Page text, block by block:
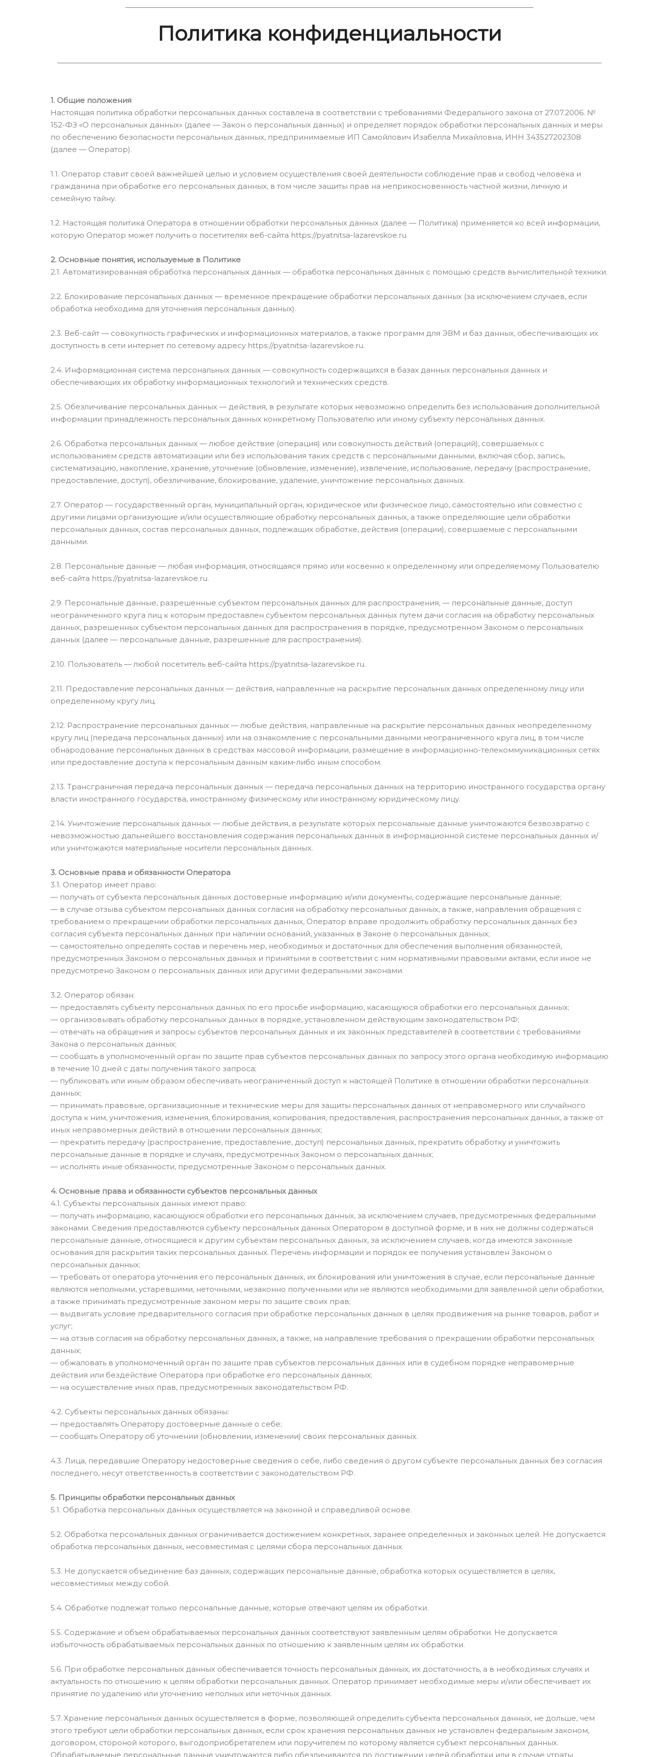
Политика конфиденциальности
1. Общие положения
Настоящая политика обработки персональных данных составлена в соответствии с требованиями Федерального закона от 27.07.2006. №
152-ФЗ «О персональных данных» (далее — Закон о персональных данных) и определяет порядок обработки персональных данных и меры
по обеспечению безопасности персональных данных, предпринимаемые ИП Самойлович Изабелла Михайловна, ИНН 343527202308
(далее — Оператор).
1.1. Оператор ставит своей важнейшей целью и условием осуществления своей деятельности соблюдение прав и свобод человека и
гражданина при обработке его персональных данных, в том числе защиты прав на неприкосновенность частной жизни, личную и
семейную тайну.
1.2. Настоящая политика Оператора в отношении обработки персональных данных (далее — Политика) применяется ко всей информации,
которую Оператор может получить о посетителях веб-сайта https://pyatnitsa-lazarevskoe.ru
2. Основные понятия, используемые в Политике
2.1. Автоматизированная обработка персональных данных — обработка персональных данных с помощью средств вычислительной техники.
2.2. Блокирование персональных данных — временное прекращение обработки персональных данных (за исключением случаев, если
обработка необходима для уточнения персональных данных).
2.3. Веб-сайт — совокупность графических и информационных материалов, а также программ для ЭВМ и баз данных, обеспечивающих их
доступность в сети интернет по сетевому адресу https://pyatnitsa-lazarevskoe.ru.
2.4. Информационная система персональных данных — совокупность содержащихся в базах данных персональных данных и
обеспечивающих их обработку информационных технологий и технических средств.
2.5. Обезличивание персональных данных — действия, в результате которых невозможно определить без использования дополнительной
информации принадлежность персональных данных конкретному Пользователю или иному субъекту персональных данных.
2.6. Обработка персональных данных — любое действие (операция) или совокупность действий (операций), совершаемых с
использованием средств автоматизации или без использования таких средств с персональными данными, включая сбор, запись,
систематизацию, накопление, хранение, уточнение (обновление, изменение), извлечение, использование, передачу (распространение,
предоставление, доступ), обезличивание, блокирование, удаление, уничтожение персональных данных.
2.7. Оператор — государственный орган, муниципальный орган, юридическое или физическое лицо, самостоятельно или совместно с
другими лицами организующие и/или осуществляющие обработку персональных данных, а также определяющие цели обработки
персональных данных, состав персональных данных, подлежащих обработке, действия (операции), совершаемые с персональными
данными.
2.8. Персональные данные — любая информация, относящаяся прямо или косвенно к определенному или определяемому Пользователю
веб-сайта https://pyatnitsa-lazarevskoe.ru.
2.9. Персональные данные, разрешенные субъектом персональных данных для распространения, — персональные данные, доступ
неограниченного круга лиц к которым предоставлен субъектом персональных данных путем дачи согласия на обработку персональных
данных, разрешенных субъектом персональных данных для распространения в порядке, предусмотренном Законом о персональных
данных (далее — персональные данные, разрешенные для распространения).
2.10. Пользователь — любой посетитель веб-сайта https://pyatnitsa-lazarevskoe.ru.
2.11. Предоставление персональных данных — действия, направленные на раскрытие персональных данных определенному лицу или
определенному кругу лиц.
2.12. Распространение персональных данных — любые действия, направленные на раскрытие персональных данных неопределенному
кругу лиц (передача персональных данных) или на ознакомление с персональными данными неограниченного круга лиц, в том числе
обнародование персональных данных в средствах массовой информации, размещение в информационно-телекоммуникационных сетях
или предоставление доступа к персональным данным каким-либо иным способом.
2.13. Трансграничная передача персональных данных — передача персональных данных на территорию иностранного государства органу
власти иностранного государства, иностранному физическому или иностранному юридическому лицу.
2.14. Уничтожение персональных данных — любые действия, в результате которых персональные данные уничтожаются безвозвратно с
невозможностью дальнейшего восстановления содержания персональных данных в информационной системе персональных данных и/
или уничтожаются материальные носители персональных данных.
3. Основные права и обязанности Оператора
3.1. Оператор имеет право:
— получать от субъекта персональных данных достоверные информацию и/или документы, содержащие персональные данные;
— в случае отзыва субъектом персональных данных согласия на обработку персональных данных, а также, направления обращения с
требованием о прекращении обработки персональных данных, Оператор вправе продолжить обработку персональных данных без
согласия субъекта персональных данных при наличии оснований, указанных в Законе о персональных данных;
— самостоятельно определять состав и перечень мер, необходимых и достаточных для обеспечения выполнения обязанностей,
предусмотренных Законом о персональных данных и принятыми в соответствии с ним нормативными правовыми актами, если иное не
предусмотрено Законом о персональных данных или другими федеральными законами.
3.2. Оператор обязан:
— предоставлять субъекту персональных данных по его просьбе информацию, касающуюся обработки его персональных данных;
— организовывать обработку персональных данных в порядке, установленном действующим законодательством РФ;
— отвечать на обращения и запросы субъектов персональных данных и их законных представителей в соответствии с требованиями
Закона о персональных данных;
— сообщать в уполномоченный орган по защите прав субъектов персональных данных по запросу этого органа необходимую информацию
в течение 10 дней с даты получения такого запроса;
— публиковать или иным образом обеспечивать неограниченный доступ к настоящей Политике в отношении обработки персональных
данных;
— принимать правовые, организационные и технические меры для защиты персональных данных от неправомерного или случайного
доступа к ним, уничтожения, изменения, блокирования, копирования, предоставления, распространения персональных данных, а также от
иных неправомерных действий в отношении персональных данных;
— прекратить передачу (распространение, предоставление, доступ) персональных данных, прекратить обработку и уничтожить
персональные данные в порядке и случаях, предусмотренных Законом о персональных данных;
— исполнять иные обязанности, предусмотренные Законом о персональных данных.
4. Основные права и обязанности субъектов персональных данных
4.1. Субъекты персональных данных имеют право:
— получать информацию, касающуюся обработки его персональных данных, за исключением случаев, предусмотренных федеральными
законами. Сведения предоставляются субъекту персональных данных Оператором в доступной форме, и в них не должны содержаться
персональные данные, относящиеся к другим субъектам персональных данных, за исключением случаев, когда имеются законные
основания для раскрытия таких персональных данных. Перечень информации и порядок ее получения установлен Законом о
персональных данных;
— требовать от оператора уточнения его персональных данных, их блокирования или уничтожения в случае, если персональные данные
являются неполными, устаревшими, неточными, незаконно полученными или не являются необходимыми для заявленной цели обработки,
а также принимать предусмотренные законом меры по защите своих прав;
— выдвигать условие предварительного согласия при обработке персональных данных в целях продвижения на рынке товаров, работ и
услуг;
— на отзыв согласия на обработку персональных данных, а также, на направление требования о прекращении обработки персональных
данных;
— обжаловать в уполномоченный орган по защите прав субъектов персональных данных или в судебном порядке неправомерные
действия или бездействие Оператора при обработке его персональных данных;
— на осуществление иных прав, предусмотренных законодательством РФ.
4.2. Субъекты персональных данных обязаны:
— предоставлять Оператору достоверные данные о себе;
— сообщать Оператору об уточнении (обновлении, изменении) своих персональных данных.
4.3. Лица, передавшие Оператору недостоверные сведения о себе, либо сведения о другом субъекте персональных данных без согласия
последнего, несут ответственность в соответствии с законодательством РФ.
5. Принципы обработки персональных данных
5.1. Обработка персональных данных осуществляется на законной и справедливой основе.
5.2. Обработка персональных данных ограничивается достижением конкретных, заранее определенных и законных целей. Не допускается
обработка персональных данных, несовместимая с целями сбора персональных данных.
5.3. Не допускается объединение баз данных, содержащих персональные данные, обработка которых осуществляется в целях,
несовместимых между собой.
5.4. Обработке подлежат только персональные данные, которые отвечают целям их обработки.
5.5. Содержание и объем обрабатываемых персональных данных соответствуют заявленным целям обработки. Не допускается
избыточность обрабатываемых персональных данных по отношению к заявленным целям их обработки.
5.6. При обработке персональных данных обеспечивается точность персональных данных, их достаточность, а в необходимых случаях и
актуальность по отношению к целям обработки персональных данных. Оператор принимает необходимые меры и/или обеспечивает их
принятие по удалению или уточнению неполных или неточных данных.
5.7. Хранение персональных данных осуществляется в форме, позволяющей определить субъекта персональных данных, не дольше, чем
этого требуют цели обработки персональных данных, если срок хранения персональных данных не установлен федеральным законом,
договором, стороной которого, выгодоприобретателем или поручителем по которому является субъект персональных данных.
Обрабатываемые персональные данные уничтожаются либо обезличиваются по достижении целей обработки или в случае утраты